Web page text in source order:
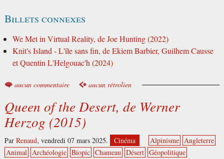
Billets connexes
We Met in Virtual Reality, de Joe Hunting (2022)
Knit's Island - L'île sans fin, de Ekiem Barbier, Guilhem Causse
et Quentin L'Helgouac'h (2024)
aucun commentaire aucun rétrolien
Queen of the Desert, de Werner
Herzog (2015)
Par Renaud, vendredi 07 mars 2025. Cinéma Alpinisme Angleterre
Animal Archéologie Biopic Chameau Désert Géopolitique